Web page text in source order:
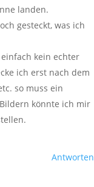
landen.
gesteckt, was ich
kein echter
ich erst nach dem
so muss ein
könnte ich mir
Antworten